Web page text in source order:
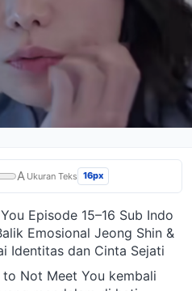
A Ukuran Teks 16px
Episode 15–16 Sub Indo
Emosional Jeong Shin &
Identitas dan Cinta Sejati
Not Meet You kembali